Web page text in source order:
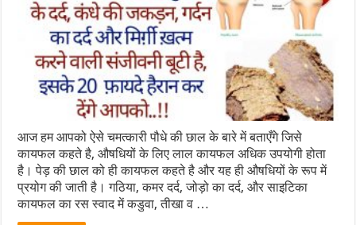
आज हम आपको ऐसे चमत्कारी पौधे की छाल के बारे में बताएँगे जिसे
कायफल कहते है, औषधियों के लिए लाल कायफल अधिक उपयोगी होता
है। पेड़ की छाल को ही कायफल कहते है और यह ही औषधियों के रूप में
प्रयोग की जाती है। गठिया, कमर दर्द, जोड़ो का दर्द, और साइटिका
कायफल का रस स्वाद में कडुवा, तीखा व …